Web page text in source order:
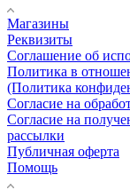
Магазины
Реквизиты
Соглашение об
Политика в
(Политика
Согласие на
Согласие на
рассылки
Публичная оферта
Помощь